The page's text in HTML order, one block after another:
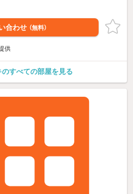
合わせ （無料）
供
すべての部屋を見る